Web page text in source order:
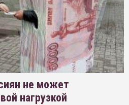
не может
нагрузкой